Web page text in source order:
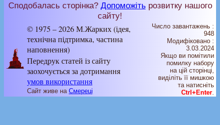
Сподобалась сторінка? Допоможіть розвитку нашого
сайту!
© 1975 – 2026 М.Жарких (ідея,
технічна підтримка, частина
наповнення)
Передрук статей із сайту
заохочується за дотримання
умов використання
Сайт живе на Смереці
Число завантажень :
948
Модифіковано :
3.03.2024
Якщо ви помітили
помилку набору
на цiй сторiнцi,
видiлiть її мишкою
та натисніть
Ctrl+Enter.